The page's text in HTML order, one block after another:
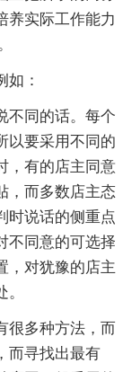
养实际工作能力
：
同的话。每个
以要采用不同的
，有的店主同意
，而多数店主态
时说话的侧重点
不同意的可选择
，对犹豫的店主
多种方法，而
而寻找出最有